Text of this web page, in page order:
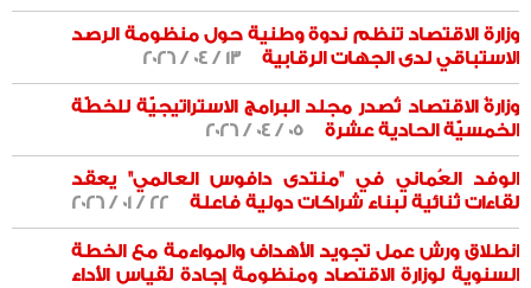
وزارة الاقتصاد تنظم ندوة وطنية حول منظومة الرصد
الاستباقي لدى الجهات الرقابية 13 / 04 / 2026
وزارةُ الاقتصاد تُصدر مجلد البرامج الاستراتيجيّة للخطّة
الخمسيّة الحادية عشرة 05 / 04 / 2026
الوفد العُماني في "منتدى دافوس العالمي" يعقد
لقاءات ثنائية لبناء شراكات دولية فاعلة 22 / 01 / 2026
انطلاق ورش عمل تجويد الأهداف والمواءمة مع الخطة
السنوية لوزارة الاقتصاد ومنظومة إجادة لقياس الأداء